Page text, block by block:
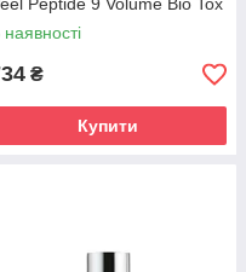
250 ml
наявності
₴
Купити